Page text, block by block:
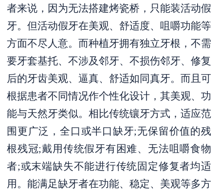
者来说，因为无法搭建烤瓷桥，只能装活动假
牙。但活动假牙在美观、舒适度、咀嚼功能等
方面不尽人意。而种植牙拥有独立牙根，不需
要牙套基托、不涉及邻牙、不损伤邻牙、修复
后的牙齿美观、逼真、舒适如同真牙。而且可
根据患者不同情况作个性化设计，其美观、功
能与天然牙类似。相比传统镶牙方式，适应范
围更广泛，全口或半口缺牙;无保留价值的残
根残冠;戴用传统假牙有困难、无法咀嚼食物
者;或末端缺失不能进行传统固定修复者均适
用。能满足缺牙者在功能、稳定、美观等多方